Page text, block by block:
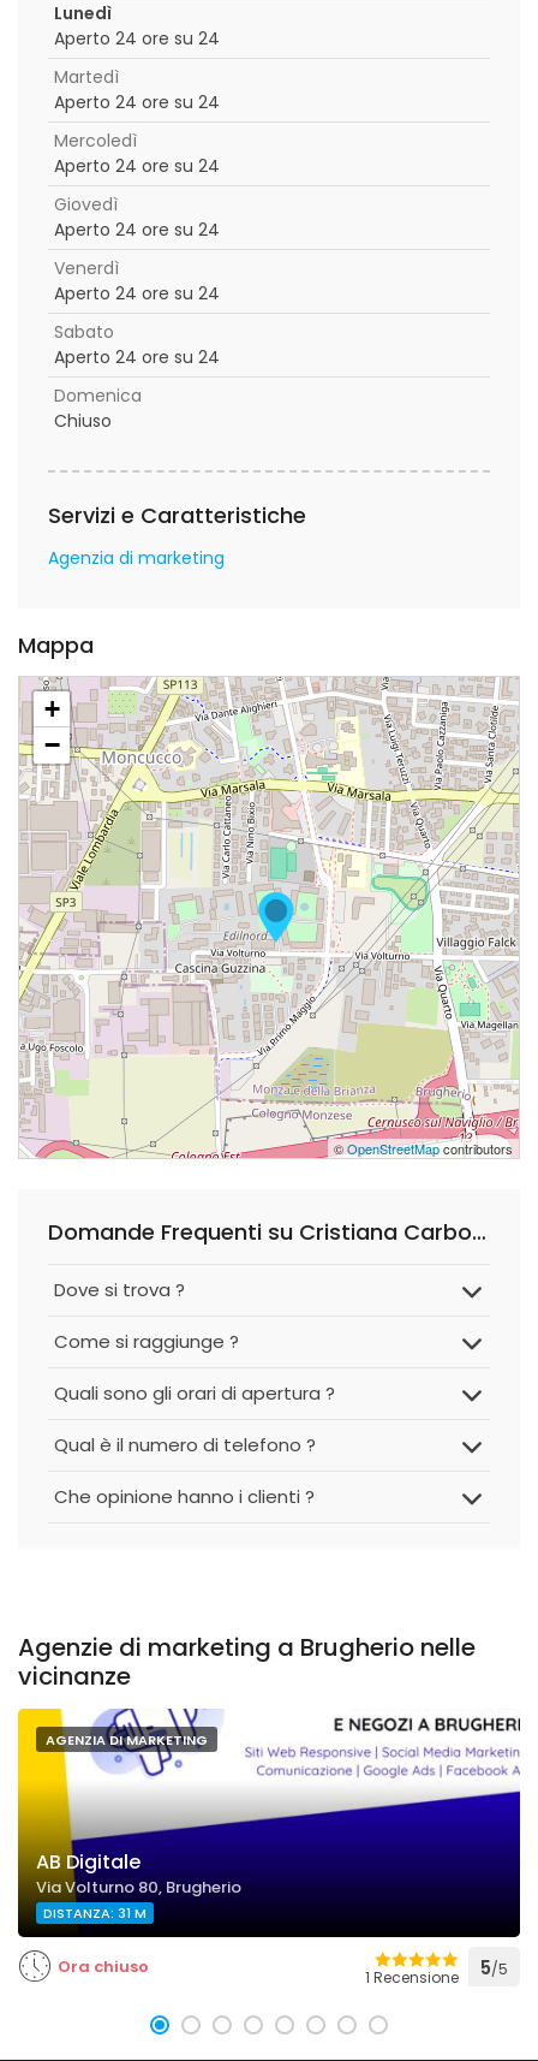
Lunedì
Aperto 24 ore su 24
Martedì
Aperto 24 ore su 24
Mercoledì
Aperto 24 ore su 24
Giovedì
Aperto 24 ore su 24
Venerdì
Aperto 24 ore su 24
Sabato
Aperto 24 ore su 24
Domenica
Chiuso
Servizi e Caratteristiche
Agenzia di marketing
Mappa
+
−
©OpenStreetMapcontributors
Domande Frequenti su Cristiana Carboni - Easy Digital
Dove si trova ?
Come si raggiunge ?
Quali sono gli orari di apertura ?
Qual è il numero di telefono ?
Che opinione hanno i clienti ?
Agenzie di marketing a Brugherio nelle
vicinanze
AGENZIA DI MARKETING
AB Digitale
Via Volturno 80, Brugherio
DISTANZA: 31 M
Ora chiuso 1 Recensione 5/5